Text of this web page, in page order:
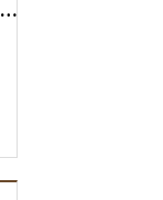
ファッション市場 sanki(サンキ) 足利堀込店